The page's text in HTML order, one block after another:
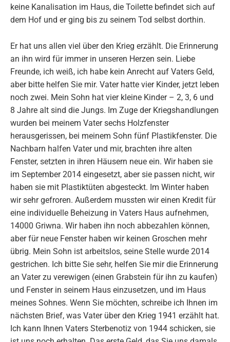
keine Kanalisation im Haus, die Toilette befindet sich auf
dem Hof und er ging bis zu seinem Tod selbst dorthin.
Er hat uns allen viel über den Krieg erzählt. Die Erinnerung
an ihn wird für immer in unseren Herzen sein. Liebe
Freunde, ich weiß, ich habe kein Anrecht auf Vaters Geld,
aber bitte helfen Sie mir. Vater hatte vier Kinder, jetzt leben
noch zwei. Mein Sohn hat vier kleine Kinder – 2, 3, 6 und
8 Jahre alt sind die Jungs. Im Zuge der Kriegshandlungen
wurden bei meinem Vater sechs Holzfenster
herausgerissen, bei meinem Sohn fünf Plastikfenster. Die
Nachbarn halfen Vater und mir, brachten ihre alten
Fenster, setzten in ihren Häusern neue ein. Wir haben sie
im September 2014 eingesetzt, aber sie passen nicht, wir
haben sie mit Plastiktüten abgesteckt. Im Winter haben
wir sehr gefroren. Außerdem mussten wir einen Kredit für
eine individuelle Beheizung in Vaters Haus aufnehmen,
14000 Griwna. Wir haben ihn noch abbezahlen können,
aber für neue Fenster haben wir keinen Groschen mehr
übrig. Mein Sohn ist arbeitslos, seine Stelle wurde 2014
gestrichen. Ich bitte Sie sehr, helfen Sie mir die Erinnerung
an Vater zu verewigen (einen Grabstein für ihn zu kaufen)
und Fenster in seinem Haus einzusetzen, und im Haus
meines Sohnes. Wenn Sie möchten, schreibe ich Ihnen im
nächsten Brief, was Vater über den Krieg 1941 erzählt hat.
Ich kann Ihnen Vaters Sterbenotiz von 1944 schicken, sie